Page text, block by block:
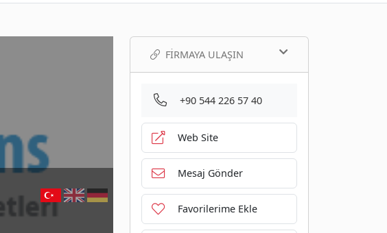
FIRMAYA ULAŞIN
+90 544 226 57 40
Web Site
Mesaj Gönder
Favorilerime Ekle